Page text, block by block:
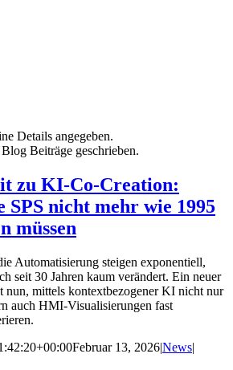
Details angegeben.
Beiträge geschrieben.
zu KI-Co-Creation:
nicht mehr wie 1995
müssen
Automatisierung steigen exponentiell,
seit 30 Jahren kaum verändert. Ein neuer
nun, mittels kontextbezogener KI nicht nur
auch HMI-Visualisierungen fast
Februar 13, 2026|News|